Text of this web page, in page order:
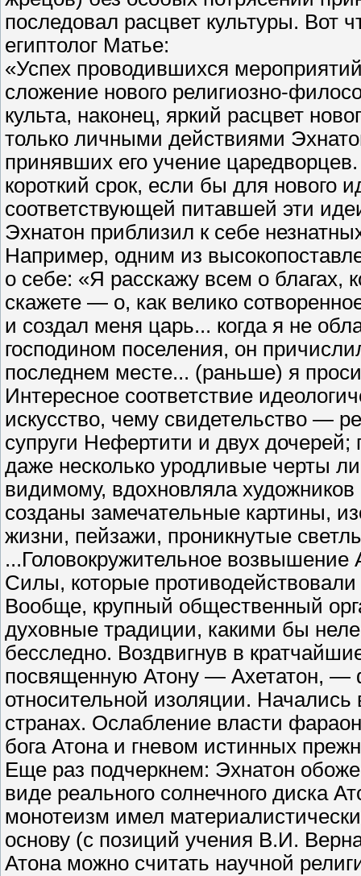
последовал расцвет культуры. Вот
египтолог Матье:
«Успех проводившихся
сложение нового религиозно-
культа, наконец, яркий расцвет
только личными действиями
принявших его учение
короткий срок, если бы для нового
соответствующей питавшей эти
Эхнатон приблизил к себе
Например, одним из
о себе: «Я расскажу всем о благах,
скажете — о, как велико
и создал меня царь... когда я не
господином поселения, он
последнем месте... (раньше) я
Интересное соответствие
искусство, чему свидетельство —
супруги Нефертити и двух
даже несколько уродливые черты
видимому, вдохновляла
созданы замечательные картины,
жизни, пейзажи, проникнутые
...Головокружительное возвышение
Силы, которые
Вообще, крупный общественный
духовные традиции, какими бы
бесследно. Воздвигнув в
посвященную Атону — Ахетатон, —
относительной изоляции. Начались
странах. Ослабление власти
бога Атона и гневом истинных
Еще раз подчеркнем: Эхнатон
виде реального солнечного диска
монотеизм имел
основу (с позиций учения В.И.
Атона можно считать научной